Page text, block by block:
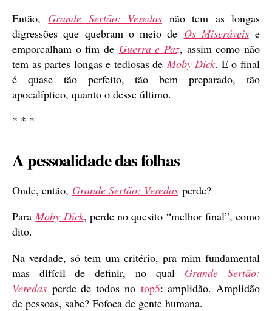
Então, Grande Sertão: Veredasnão tem as longas
digressões que quebram o meio de Os Miseráveise
emporcalham o fim de Guerra e Paz, assim como não
tem as partes longas e tediosas de Moby Dick. E o final
é quase tão perfeito, tão bem preparado, tão
apocalíptico, quanto o desse último.
* * *
A pessoalidade das folhas
Onde, então, Grande Sertão: Veredas perde?
ParaMoby Dick, perde no quesito “melhor final”, como
dito.
Na verdade, só tem um critério, pra mim fundamental
mas difícil de definir, no qual Grande Sertão:
Veredas perde de todos no top5: amplidão. Amplidão
de pessoas, sabe? Fofoca de gente humana.